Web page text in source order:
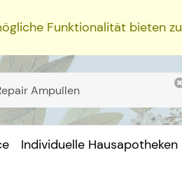
Funktionalität bieten
Individuelle Hausapotheken